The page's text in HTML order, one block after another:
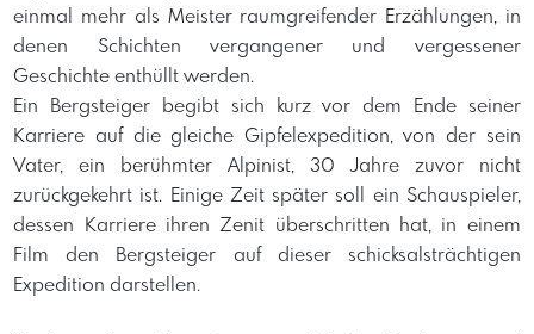
einmal mehr als Meister raumgreifender Erzählungen, in
denen Schichten vergangener und vergessener
Geschichte enthüllt werden.
Ein Bergsteiger begibt sich kurz vor dem Ende seiner
Karriere auf die gleiche Gipfelexpedition, von der sein
Vater, ein berühmter Alpinist, 30 Jahre zuvor nicht
zurückgekehrt ist. Einige Zeit später soll ein Schauspieler,
dessen Karriere ihren Zenit überschritten hat, in einem
Film den Bergsteiger auf dieser schicksalsträchtigen
Expedition darstellen.